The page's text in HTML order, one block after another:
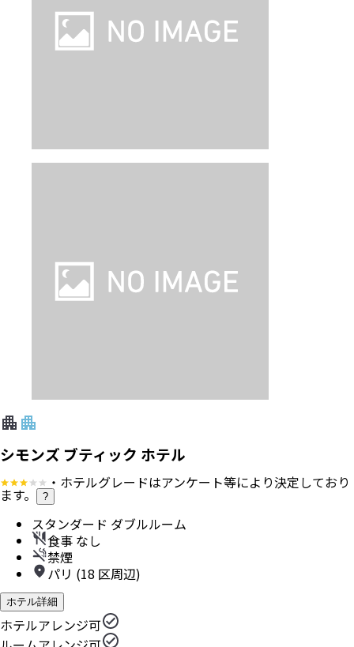
シモンズ ブティック ホテル
・ホテルグレードはアンケート等により決定しており
ます。 ?
スタンダード ダブルルーム
食事 なし
禁煙
パリ (18 区周辺)
ホテル詳細
ホテルアレンジ可